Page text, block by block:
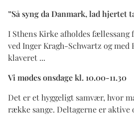
”Så syng da Danmark, lad hjertet
I Sthens Kirke afholdes fællessang
ved Inger Kragh-Schwartz og med
klaveret ...
Vi mødes onsdage kl. 10.00-11.30
Det er et hyggeligt samvær, hvor
række sange. Deltagerne er aktive